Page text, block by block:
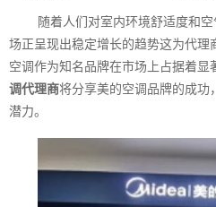
随着人们对室内环境舒适度和
场正呈现出稳定增长的趋势这为代理
空调作为知名品牌在市场上占据着显
调代理商将分享美的空调品牌的成功
潜力。